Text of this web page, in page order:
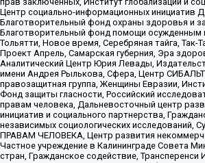
Центр социально-информационных инициатив
Благотворительный фонд охраны здоровья и
Благотворительный фонд помощи осужденным
Тольятти, Новое время, Серебряная тайга, Так-
Проект Апрель, Самарская губерния, Эра
Аналитический Центр Юрия Левады,
имени Андрея Рылькова, Сфера, Центр
правозащитная группа, Женщины Евразии,
Фонд защиты гласности, Российский
правам человека, Дальневосточный центр
инициатив и социального партнерства,
независимых социологических исследований,
ПРАВАМ ЧЕЛОВЕКА, Центр развития
Частное учреждение в Калининграде Совета
стран, Гражданское содействие, Трансперенси